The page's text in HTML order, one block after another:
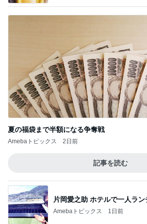
夏の福袋まで半額になる争奪戦
Amebaトピックス 2日前
記事を読む
片岡愛之助 ホテルで一人ラン
Amebaトピックス 1日前